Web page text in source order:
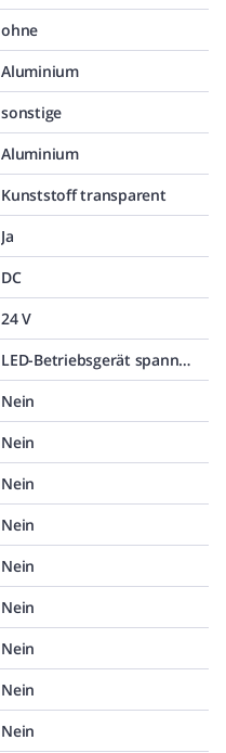
ohne
Aluminium
sonstige
Aluminium
Kunststoff transparent
Ja
DC
24 V
LED-Betriebsgerät spannungsgesteuert
Nein
Nein
Nein
Nein
Nein
Nein
Nein
Nein
Nein